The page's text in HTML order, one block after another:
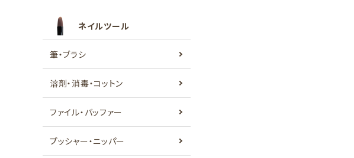
ネイルツール
筆・ブラシ
溶剤・消毒・コットン
ファイル・バッファー
プッシャー・ニッパー